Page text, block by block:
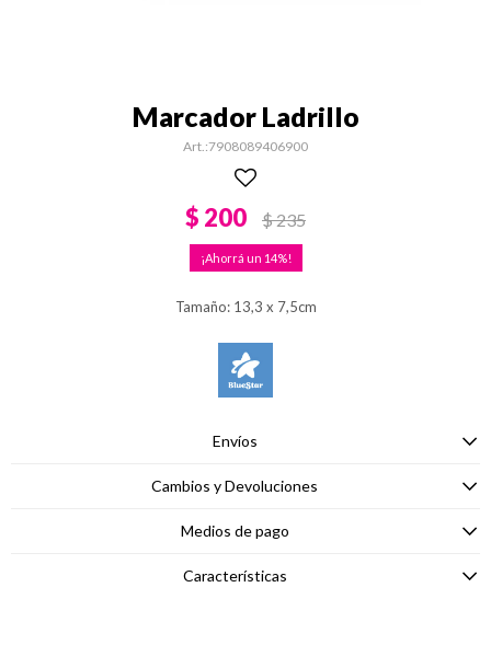
Marcador Ladrillo
7908089406900
$ 200 $235
14
Tamaño: 13,3 x 7,5cm
Envíos
Cambios y Devoluciones
Medios de pago
Características